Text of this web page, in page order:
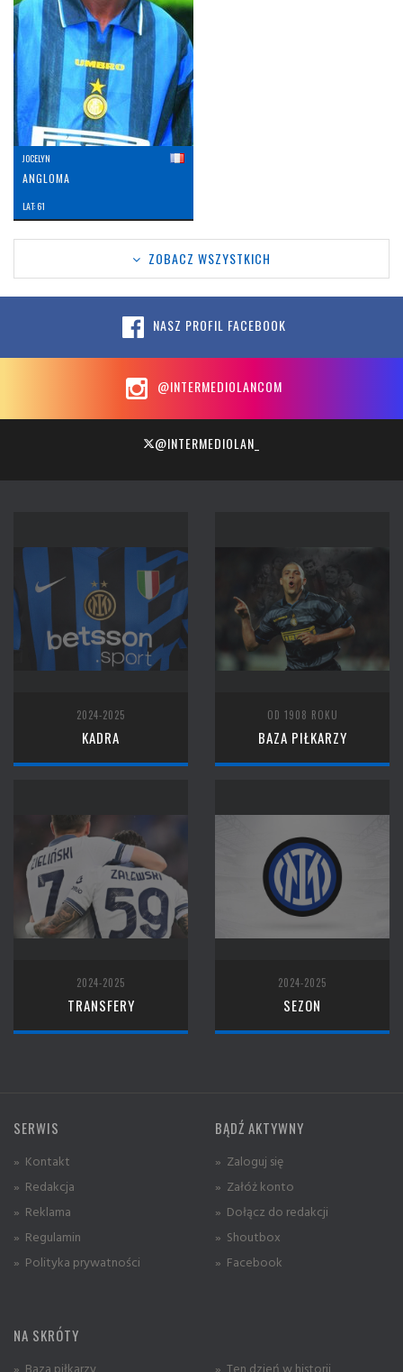
JOCELYN
ANGLOMA
LAT: 61
ZOBACZ WSZYSTKICH
NASZ PROFIL FACEBOOK
@INTERMEDIOLANCOM
@INTERMEDIOLAN_
2024-2025
KADRA
OD 1908 ROKU
BAZA PIŁKARZY
2024-2025
TRANSFERY
2024-2025
SEZON
SERWIS
» Kontakt
» Redakcja
» Reklama
» Regulamin
» Polityka prywatności
BĄDŹ AKTYWNY
» Zaloguj się
» Załóż konto
» Dołącz do redakcji
» Shoutbox
» Facebook
NA SKRÓTY
» Baza piłkarzy » Ten dzień w historii